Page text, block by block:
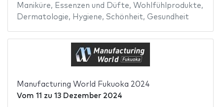
Maniküre, Essenzen und Düfte, Wohlfühlprodukte,
Dermatologie, Hygiene, Schönheit, Gesundheit
Manufacturing World Fukuoka 2024
Vom 11 zu 13 Dezember 2024